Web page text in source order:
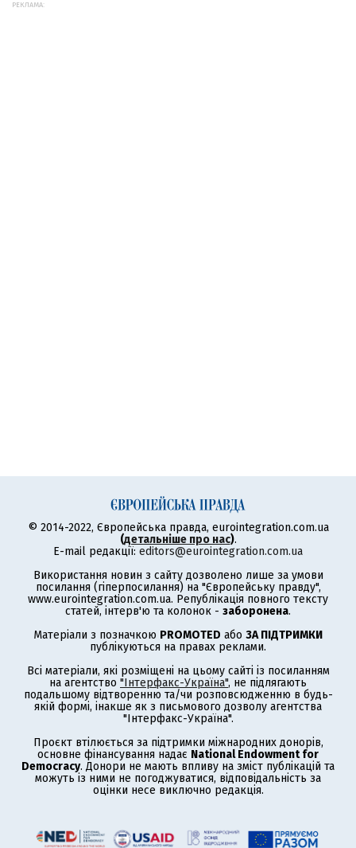
РЕКЛАМА:
© 2014-2022, Європейська правда, eurointegration.com.ua
(детальніше про нас).
E-mail редакції: editors@eurointegration.com.ua
Використання новин з сайту дозволено лише за умови
посилання (гіперпосилання) на "Європейську правду",
www.eurointegration.com.ua. Републікація повного тексту
статей, інтерв'ю та колонок - заборонена.
Матеріали з позначкою PROMOTED або ЗА ПІДТРИМКИ
публікуються на правах реклами.
Всі матеріали, які розміщені на цьому сайті із посиланням
на агентство "Інтерфакс-Україна", не підлягають
подальшому відтворенню та/чи розповсюдженню в будь-
якій формі, інакше як з письмового дозволу агентства
"Інтерфакс-Україна".
Проєкт втілюється за підтримки міжнародних донорів,
основне фінансування надає National Endowment for
Democracy. Донори не мають впливу на зміст публікацій та
можуть із ними не погоджуватися, відповідальність за
оцінки несе виключно редакція.